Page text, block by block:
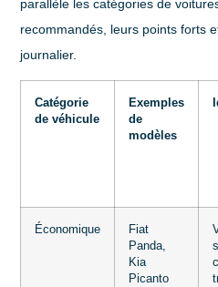
parallèle les catégories de
recommandés, leurs points forts
journalier.
Catégorie
de véhicule
Exemples
de
modèles
Économique
Fiat
Panda,
Kia
Picanto